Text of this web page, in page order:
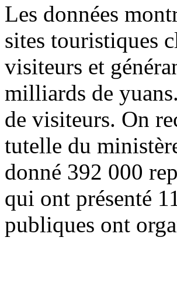
Les données
sites touristiques
visiteurs et
milliards de
de visiteurs. On
tutelle du
donné 392 000
qui ont présenté
publiques ont